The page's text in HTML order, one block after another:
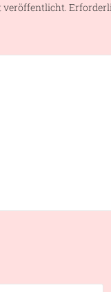
veröffentlicht.